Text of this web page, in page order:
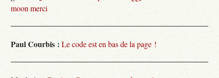
moon merci
Paul Courbis : Le code est en bas de la page !